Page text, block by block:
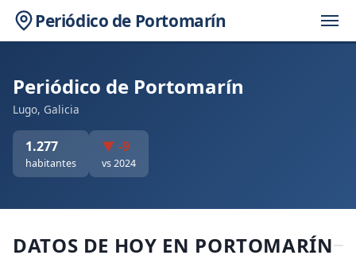
Periódico de Portomarín
Periódico de Portomarín
Lugo, Galicia
1.277
habitantes
▼ -9
vs 2024
DATOS DE HOY EN PORTOMARÍN